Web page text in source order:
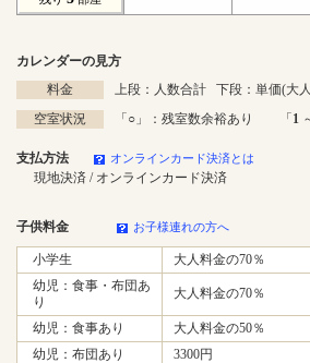
カレンダーの見方
料金
上段：人数合計 下段：単価(大
空室状況
「○ 」：残室数余裕あり 「1
支払方法 オンラインカード決済とは
現地決済 / オンラインカード決済
子供料金 お子様連れの方へ
小学生
大人料金の70％
幼児：食事・布団あ
り
大人料金の70％
幼児：食事あり
大人料金の50％
幼児：布団あり
3300円